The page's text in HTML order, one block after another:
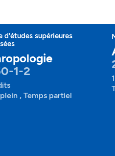
d'études supérieures
1-2
, Temps partiel